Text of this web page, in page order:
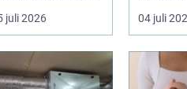
juli 2026
pla...
04 juli